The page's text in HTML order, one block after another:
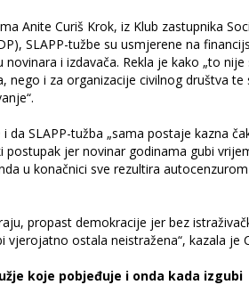
Anite Curiš Krok, iz Klub zastupnika
SLAPP-tužbe su usmjerene na
novinara i izdavača. Rekla je kako „to
nego i za organizacije civilnog društva te
da SLAPP-tužba „sama postaje kazna
postupak jer novinar godinama gubi
u konačnici sve rezultira
propast demokracije jer bez
vjerojatno ostala neistražena“, kazala je
koje pobjeđuje i onda kada izgubi